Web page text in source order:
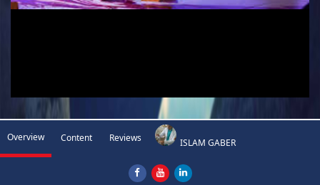
Overview Content Reviews ISLAM GABER